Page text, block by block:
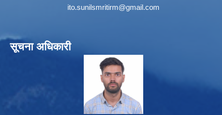
ito.sunilsmritirm@gmail.com
सूचना अधिकारी